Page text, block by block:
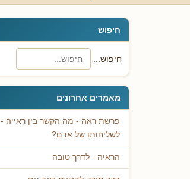
חיפוש
חיפוש...
מאמרים אחרונים
פרשת ראה - מה הקשר בין ראייה -
לשליחותו של אדם?
הראיה - לדרך טובה